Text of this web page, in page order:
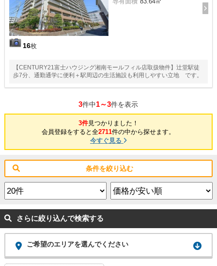
16枚
【CENTURY21富士ハウジング湘南モールフィル店取扱物件】辻堂駅徒
歩7分、通勤通学に便利＋駅周辺の生活施設も利用しやすい立地 です。
3件中1～3件を表示
3件見つかりました！
会員登録をすると全2711件の中から探せます。
今すぐ見る
条件を絞り込む
さらに絞り込んで検索する
ご希望のエリアを選んでください